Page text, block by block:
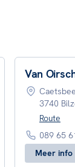
Van
3740
Route
089 65
Meer info